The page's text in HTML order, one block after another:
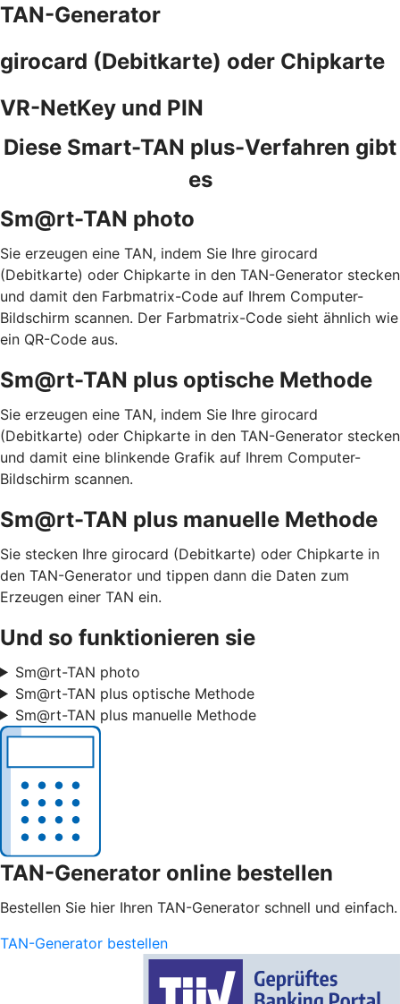
TAN-Generator
girocard (Debitkarte) oder Chipkarte
VR-NetKey und PIN
Diese Smart-TAN plus-Verfahren gibt
es
Sm@rt-TAN photo
Sie erzeugen eine TAN, indem Sie Ihre girocard
(Debitkarte) oder Chipkarte in den TAN-Generator stecken
und damit den Farbmatrix-Code auf Ihrem Computer-
Bildschirm scannen. Der Farbmatrix-Code sieht ähnlich wie
ein QR-Code aus.
Sm@rt-TAN plus optische Methode
Sie erzeugen eine TAN, indem Sie Ihre girocard
(Debitkarte) oder Chipkarte in den TAN-Generator stecken
und damit eine blinkende Grafik auf Ihrem Computer-
Bildschirm scannen.
Sm@rt-TAN plus manuelle Methode
Sie stecken Ihre girocard (Debitkarte) oder Chipkarte in
den TAN-Generator und tippen dann die Daten zum
Erzeugen einer TAN ein.
Und so funktionieren sie
Sm@rt-TAN photo
Sm@rt-TAN plus optische Methode
Sm@rt-TAN plus manuelle Methode
TAN-Generator online bestellen
Bestellen Sie hier Ihren TAN-Generator schnell und einfach.
TAN-Generator bestellen